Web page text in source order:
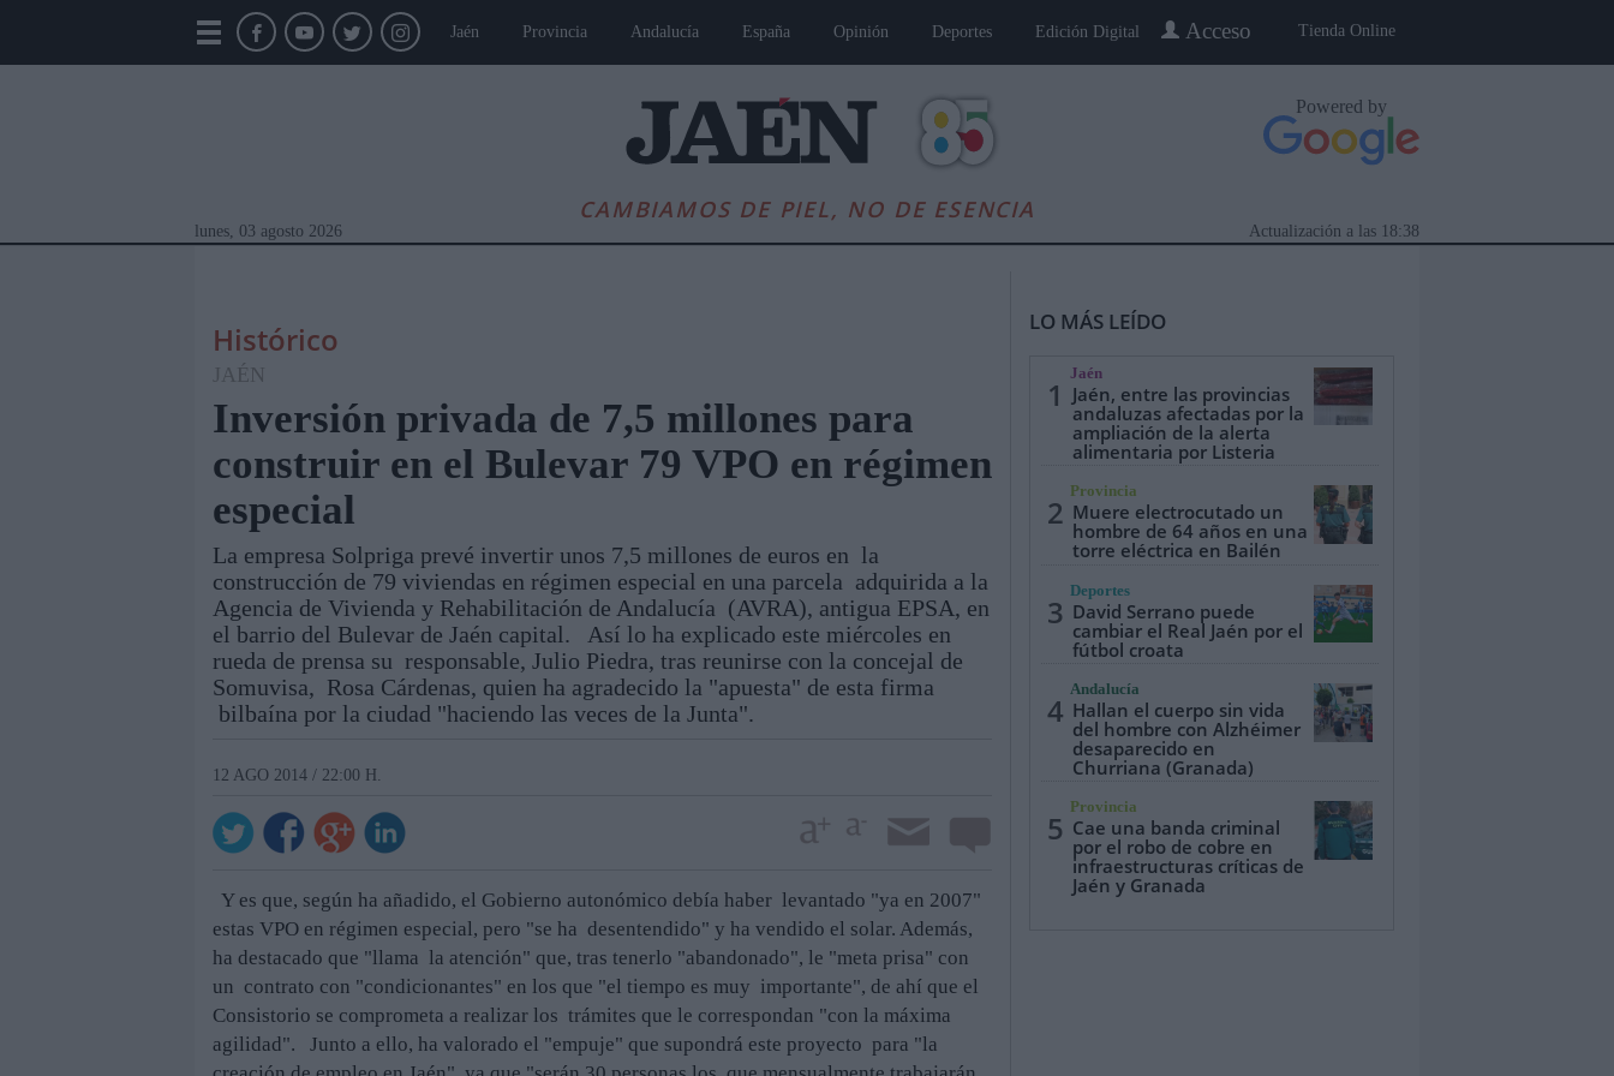
Tienda Online
Acceso
Jaén Provincia Andalucía España Opinión Deportes Edición Digital
CAMBIAMOS DE PIEL, NO DE ESENCIA
Powered by
lunes, 03 agosto 2026 18:38
Actualización a las
Módulos Portada Jaén Provincia Linares Andalucía Internacional Opinión Cultura Deportes Jaén, Pueblo a Pueblo Gente Especiales
Histórico
JAÉN
Inversión privada de 7,5 millones para
construir en el Bulevar 79 VPO en régimen
especial
La empresa Solpriga prevé invertir unos 7,5 millones de euros en la
construcción de 79 viviendas en régimen especial en una parcela adquirida a la
Agencia de Vivienda y Rehabilitación de Andalucía (AVRA), antigua EPSA, en
el barrio del Bulevar de Jaén capital. Así lo ha explicado este miércoles en
rueda de prensa su responsable, Julio Piedra, tras reunirse con la concejal de
Somuvisa, Rosa Cárdenas, quien ha agradecido la "apuesta" de esta firma
bilbaína por la ciudad "haciendo las veces de la Junta".
12 AGO 2014 / 22:00 H.
Y es que, según ha añadido, el Gobierno autonómico debía haber levantado "ya en 2007"
estas VPO en régimen especial, pero "se ha desentendido" y ha vendido el solar. Además,
ha destacado que "llama la atención" que, tras tenerlo "abandonado", le "meta prisa" con
un contrato con "condicionantes" en los que "el tiempo es muy importante", de ahí que el
Consistorio se comprometa a realizar los trámites que le correspondan "con la máxima
agilidad". Junto a ello, ha valorado el "empuje" que supondrá este proyecto para "la
LO MÁS LEÍDO
1
Jaén
Jaén, entre las provincias
andaluzas afectadas por la
ampliación de la alerta
alimentaria por Listeria
2
Provincia
Muere electrocutado un
hombre de 64 años en una
torre eléctrica en Bailén
3
Deportes
David Serrano puede
cambiar el Real Jaén por el
fútbol croata
4
Andalucía
Hallan el cuerpo sin vida
del hombre con Alzhéimer
desaparecido en
Churriana (Granada)
5
Provincia
Cae una banda criminal
por el robo de cobre en
infraestructuras críticas de
Jaén y Granada